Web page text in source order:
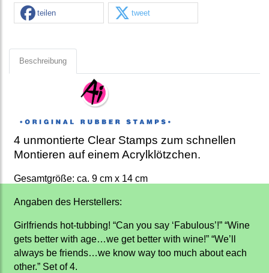
teilen tweet
Beschreibung
4 unmontierte Clear Stamps zum schnellen
Montieren auf einem Acrylklötzchen.
Gesamtgröße: ca. 9 cm x 14 cm
Angaben des Herstellers:
Girlfriends hot-tubbing! “Can you say ‘Fabulous’!” “Wine
gets better with age…we get better with wine!” “We’ll
always be friends…we know way too much about each
other.” Set of 4.